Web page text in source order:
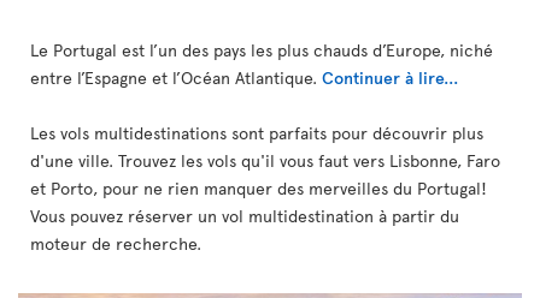
Le Portugal est l’un des pays les plus chauds d’Europe, niché
entre l’Espagne et l’Océan Atlantique. Continuer à lire...
Les vols multidestinations sont parfaits pour découvrir plus
d'une ville. Trouvez les vols qu'il vous faut vers Lisbonne, Faro
et Porto, pour ne rien manquer des merveilles du Portugal!
Vous pouvez réserver un vol multidestination à partir du
moteur de recherche.